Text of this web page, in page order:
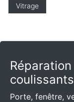
Vitrage
Porte, fenêtre,